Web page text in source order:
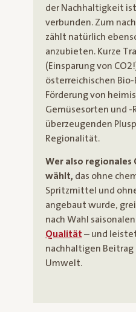
der Nachhaltigkeit
verbunden. Zum
zählt natürlich
anzubieten. Kurze
(Einsparung von
österreichischen Bio-
Förderung von
Gemüsesorten und -
überzeugenden
Regionalität.
Wer also regionales
wählt, das ohne
Spritzmittel und
angebaut wurde,
nach Wahl
Qualität – und
nachhaltigen
Umwelt.